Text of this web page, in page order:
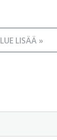
LUE LISÄÄ »